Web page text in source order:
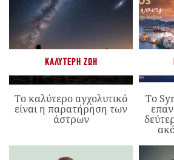
ΚΑΛΎΤΕΡΗ ΖΩΉ
Το καλύτερο αγχολυτικό
είναι η παρατήρηση των
άστρων
Το